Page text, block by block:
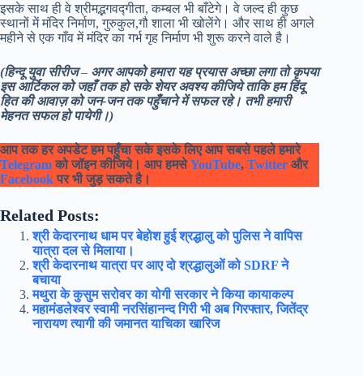
इसके साथ ही वे श्रीमद्भगवद्गीता, कम्बल भी बाँटेगे। वे जल्द ही कुछ
स्थानों में मंदिर निर्माण, गुरुकुल,गौ शाला भी खोलेंगे। और साथ ही अगले
महीने से एक गाँव में मंदिर का गर्भ गृह निर्माण भी शुरू करने वाले है।
(हिन्दू युवा सीरीज– अगर आपको हमारा यह प्रयास अच्छा लगा तो कृपया
इस आर्टिकल को जहाँ तक हो सके शेयर अवश्य कीजिये ताकि हम हिंदू
हित की आवाज़ को जन-जन तक पहुँचाने में सफल रहे। तभी हमारी
मेहनत सफल हो पायेगी।)
आप तक हर अपडेट हम पहुँचा सके इसके लिए आप सबसे पहले हमारे
Telegramको जॉइन कीजिये। आप हमसेYouTube, Twitter और
Facebookपर भी जुड़ सकते है।
Related Posts:
श्री केदारनाथ धाम पर बेहोश हुई श्रद्धालु को पुलिस ने वापिस
यात्रा दल से मिलाया।
श्री केदारनाथ यात्रा पर आए दो श्रद्धालुओं को SDRF ने
बचाया
मथुरा के कुसुम सरोवर का योगी सरकार ने किया कायाकल्प
महामंडलेश्वर स्वामी नरसिंहानन्द गिरी भी अब गिरफ्तार, जितेंद्र
नारायण त्यागी की जमानत याचिका खारिज